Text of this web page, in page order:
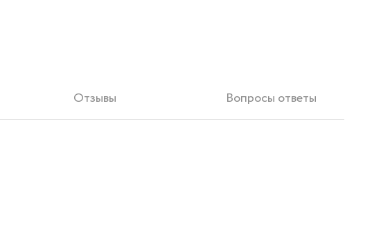
Отзывы Вопросы ответы